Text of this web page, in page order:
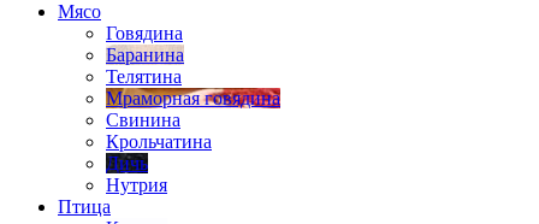
Мясо
Говядина
Баранина
Телятина
Мраморная говядина
Свинина
Крольчатина
Дичь
Нутрия
Птица